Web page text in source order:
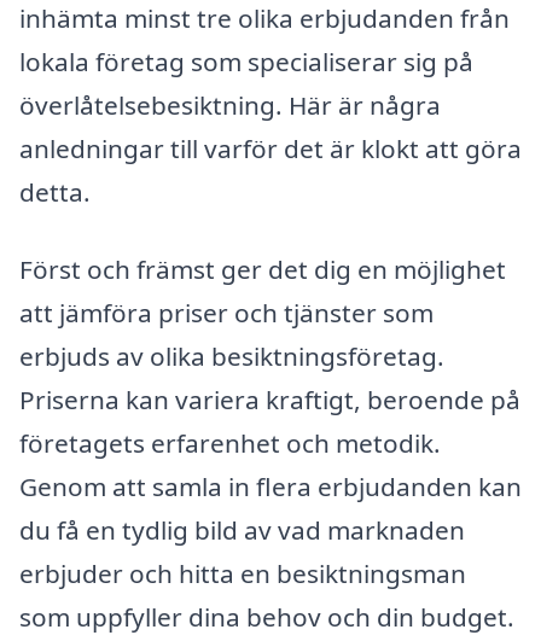
inhämta minst tre olika erbjudanden från
lokala företag som specialiserar sig på
överlåtelsebesiktning. Här är några
anledningar till varför det är klokt att göra
detta.
Först och främst ger det dig en möjlighet
att jämföra priser och tjänster som
erbjuds av olika besiktningsföretag.
Priserna kan variera kraftigt, beroende på
företagets erfarenhet och metodik.
Genom att samla in flera erbjudanden kan
du få en tydlig bild av vad marknaden
erbjuder och hitta en besiktningsman
som uppfyller dina behov och din budget.